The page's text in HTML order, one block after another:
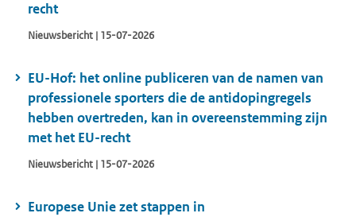
recht
Nieuwsbericht | 15-07-2026
EU-Hof: het online publiceren van de namen van
professionele sporters die de antidopingregels
hebben overtreden, kan in overeenstemming zijn
met het EU-recht
Nieuwsbericht | 15-07-2026
Europese Unie zet stappen in